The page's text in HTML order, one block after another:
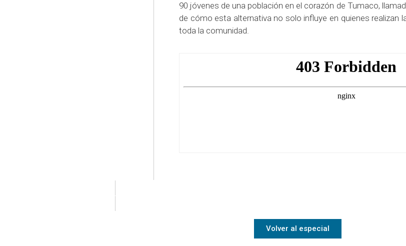
90 jóvenes de una población en el corazón de Tumaco,
de cómo esta alternativa no solo influye en quienes realizan
toda la comunidad.
Volver al especial